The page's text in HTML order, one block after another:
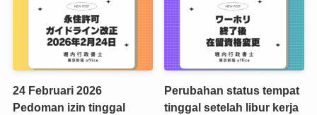
24 Februari 2026
Pedoman izin tinggal
Perubahan status tempat
tinggal setelah libur kerja